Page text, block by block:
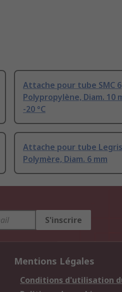
Attache pour tube SMC 6
Polypropylène, Diam. 10
-20 °C
Attache pour tube
Polymère, Diam. 6 mm
S'inscrire
Mentions Légales
Conditions d'utilisation